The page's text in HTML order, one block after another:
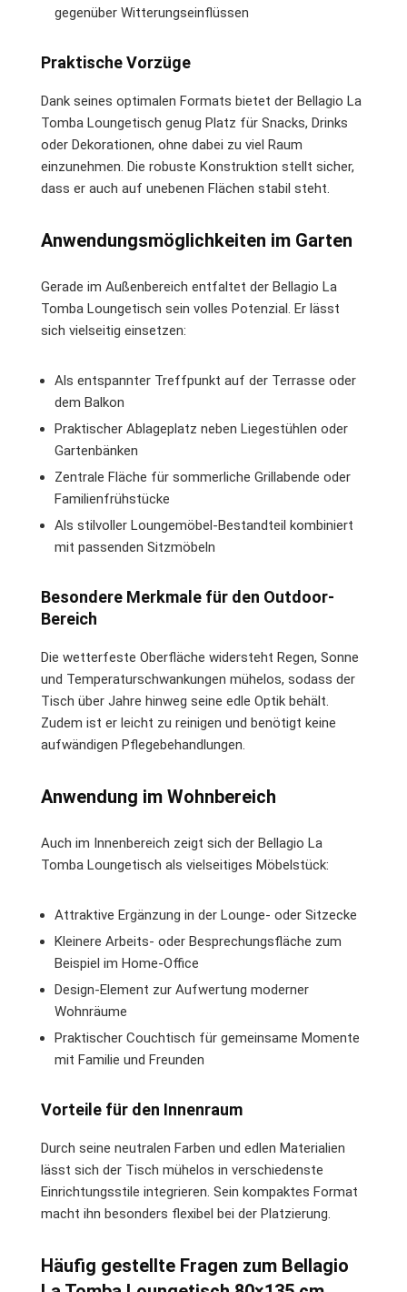
gegenüber Witterungseinflüssen
Praktische Vorzüge
Dank seines optimalen Formats bietet der Bellagio La
Tomba Loungetisch genug Platz für Snacks, Drinks
oder Dekorationen, ohne dabei zu viel Raum
einzunehmen. Die robuste Konstruktion stellt sicher,
dass er auch auf unebenen Flächen stabil steht.
Anwendungsmöglichkeiten im Garten
Gerade im Außenbereich entfaltet der Bellagio La
Tomba Loungetisch sein volles Potenzial. Er lässt
sich vielseitig einsetzen:
Als entspannter Treffpunkt auf der Terrasse oder
dem Balkon
Praktischer Ablageplatz neben Liegestühlen oder
Gartenbänken
Zentrale Fläche für sommerliche Grillabende oder
Familienfrühstücke
Als stilvoller Loungemöbel-Bestandteil kombiniert
mit passenden Sitzmöbeln
Besondere Merkmale für den Outdoor-
Bereich
Die wetterfeste Oberfläche widersteht Regen, Sonne
und Temperaturschwankungen mühelos, sodass der
Tisch über Jahre hinweg seine edle Optik behält.
Zudem ist er leicht zu reinigen und benötigt keine
aufwändigen Pflegebehandlungen.
Anwendung im Wohnbereich
Auch im Innenbereich zeigt sich der Bellagio La
Tomba Loungetisch als vielseitiges Möbelstück:
Attraktive Ergänzung in der Lounge- oder Sitzecke
Kleinere Arbeits- oder Besprechungsfläche zum
Beispiel im Home-Office
Design-Element zur Aufwertung moderner
Wohnräume
Praktischer Couchtisch für gemeinsame Momente
mit Familie und Freunden
Vorteile für den Innenraum
Durch seine neutralen Farben und edlen Materialien
lässt sich der Tisch mühelos in verschiedenste
Einrichtungsstile integrieren. Sein kompaktes Format
macht ihn besonders flexibel bei der Platzierung.
Häufig gestellte Fragen zum Bellagio